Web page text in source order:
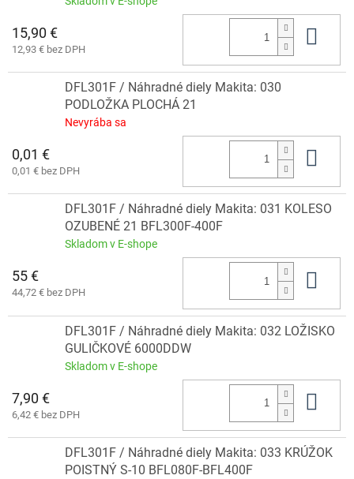
15,90 €
12,93 € bez DPH
DFL301F / Náhradné diely Makita: 030
PODLOŽKA PLOCHÁ 21
Nevyrába sa
0,01 €
0,01 € bez DPH
DFL301F / Náhradné diely Makita: 031 KOLESO
OZUBENÉ 21 BFL300F-400F
Skladom v E-shope
55 €
44,72 € bez DPH
DFL301F / Náhradné diely Makita: 032 LOŽISKO
GULIČKOVÉ 6000DDW
Skladom v E-shope
7,90 €
6,42 € bez DPH
DFL301F / Náhradné diely Makita: 033 KRÚŽOK
POISTNÝ S-10 BFL080F-BFL400F